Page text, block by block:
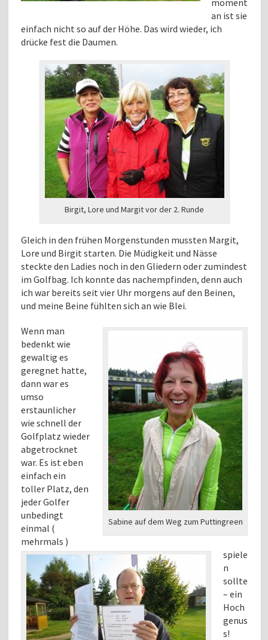
an ist sie
einfach nicht so auf der Höhe. Das wird wieder, ich
drücke fest die Daumen.
Birgit, Lore und Margit vor der 2. Runde
Gleich in den frühen Morgenstunden mussten Margit,
Lore und Birgit starten. Die Müdigkeit und Nässe
steckte den Ladies noch in den Gliedern oder zumindest
im Golfbag. Ich konnte das nachempfinden, denn auch
ich war bereits seit vier Uhr morgens auf den Beinen,
und meine Beine fühlten sich an wie Blei.
Sabine auf dem Weg zum Puttingreen
Wenn man
bedenkt wie
gewaltig es
geregnet hatte,
dann war es
umso
erstaunlicher
wie schnell der
Golfplatz wieder
abgetrocknet
war. Es ist eben
einfach ein
toller Platz, den
jeder Golfer
unbedingt
einmal (
mehrmals )
spiele
n
sollte
– ein
Hoch
genus
s!